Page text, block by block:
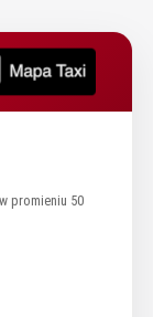
promieniu 50